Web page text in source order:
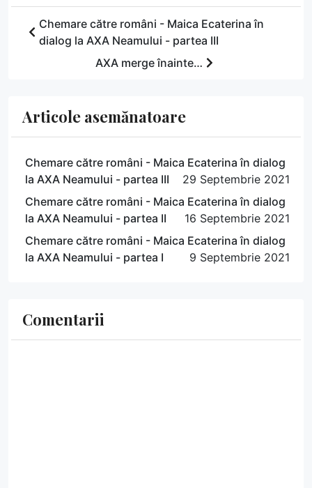
Chemare către români - Maica Ecaterina în
dialog la AXA Neamului - partea III
AXA merge înainte…
Articole asemănatoare
Chemare către români - Maica Ecaterina în dialog
la AXA Neamului - partea III
29 Septembrie 2021
Chemare către români - Maica Ecaterina în dialog
la AXA Neamului - partea II
16 Septembrie 2021
Chemare către români - Maica Ecaterina în dialog
la AXA Neamului - partea I
9 Septembrie 2021
Comentarii